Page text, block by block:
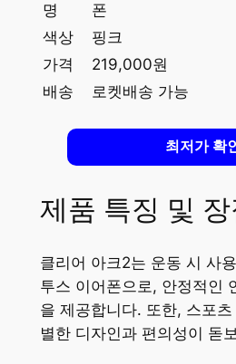
명
폰
색상
핑크
가격
219,000원
배송
로켓배송 가능
최저가 확
제품 특징 및 장
클리어 아크2는 운동 시 사
투스 이어폰으로, 안정적인
을 제공합니다. 또한, 스포
별한 디자인과 편의성이 돋